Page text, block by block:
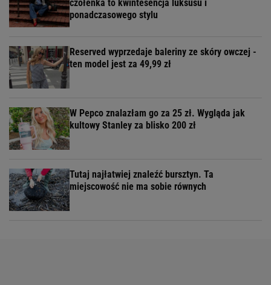
czółenka to kwintesencja luksusu i
ponadczasowego stylu
Reserved wyprzedaje baleriny ze skóry owczej -
ten model jest za 49,99 zł
W Pepco znalazłam go za 25 zł. Wygląda jak
kultowy Stanley za blisko 200 zł
Tutaj najłatwiej znaleźć bursztyn. Ta
miejscowość nie ma sobie równych